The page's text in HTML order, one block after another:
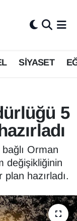
SİYASET
5
Orman
değişikliğinin
hazırladı.